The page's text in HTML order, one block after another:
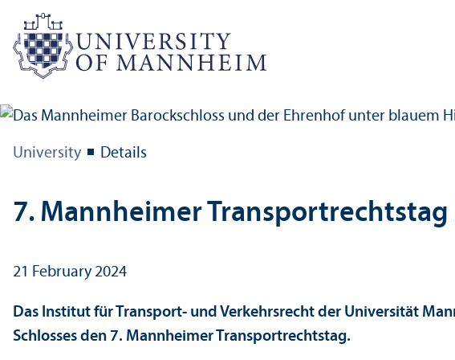
University Details
7. Mannheimer
21 February 2024
Das Institut für Transport- und Verkehrsrecht der Universität
Schlosses den 7. Mannheimer Transportrechtstag.